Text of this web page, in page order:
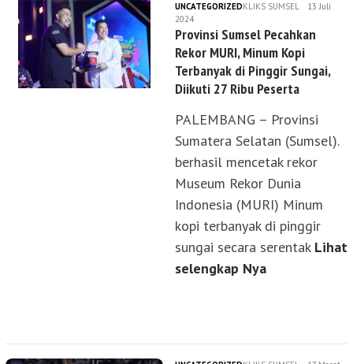
UNCATEGORIZEDKLIKS SUMSEL
13 Juli
2024
Provinsi Sumsel Pecahkan
Rekor MURI, Minum Kopi
Terbanyak di Pinggir Sungai,
Diikuti 27 Ribu Peserta
PALEMBANG – Provinsi
Sumatera Selatan (Sumsel).
berhasil mencetak rekor
Museum Rekor Dunia
Indonesia (MURI) Minum
kopi terbanyak di pinggir
sungai secara serentak Lihat
selengkap Nya